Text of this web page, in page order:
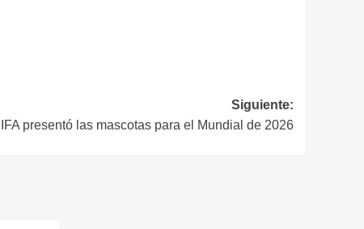
Siguiente:
presentó las mascotas para el Mundial de 2026